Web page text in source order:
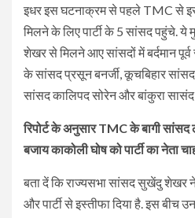
इधर इस घटनाक्रम से पहले TMC से
मिलने के लिए पार्टी के 5 सांसद पहुंचे. ये
शेखर से मिलने आए सांसदों में बर्दमान पूर्व
के सांसद प्रसून बनर्जी, कूचबिहार
सांसद कालिपद सोरेन और बांकुरा
रिपोर्ट के अनुसार TMC के बागी
बजाय काकोली घोष को पार्टी का नेता
बता दें कि राज्यसभा सांसद सुखेंदु शेखर
और पार्टी से इस्तीफा दिया है. इस बीच